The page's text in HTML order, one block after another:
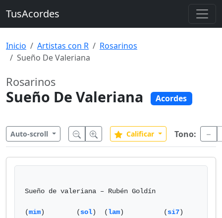
TusAcordes
Inicio Artistas con R
Rosarinos
Sueño De Valeriana
Rosarinos
Sueño De Valeriana Acordes
Auto-scroll Calificar Tono:
Sueño de valeriana – Rubén Goldín
(mim)        (sol)  (lam)          (si7)